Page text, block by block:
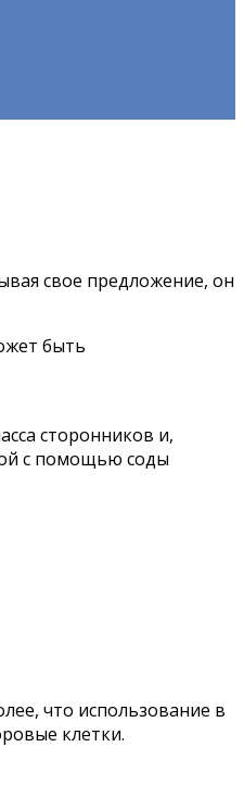
свое предложение, он
быть
сторонников и,
с помощью соды
что использование в
клетки.